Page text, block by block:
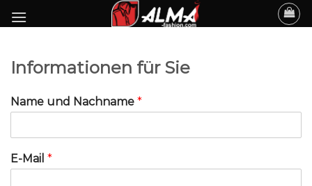
to
Informationen für Sie
Name und Nachname *
E-Mail *